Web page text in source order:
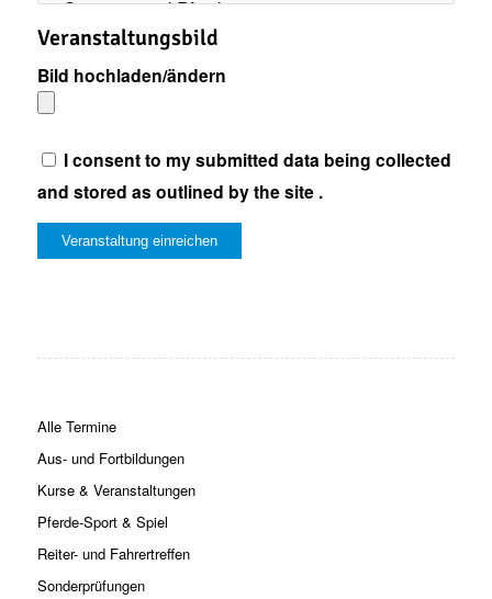
Veranstaltungsbild
Bild hochladen/ändern
I consent to my submitted data being collected
and stored as outlined by the site .
Alle Termine
Aus- und Fortbildungen
Kurse & Veranstaltungen
Pferde-Sport & Spiel
Reiter- und Fahrertreffen
Sonderprüfungen